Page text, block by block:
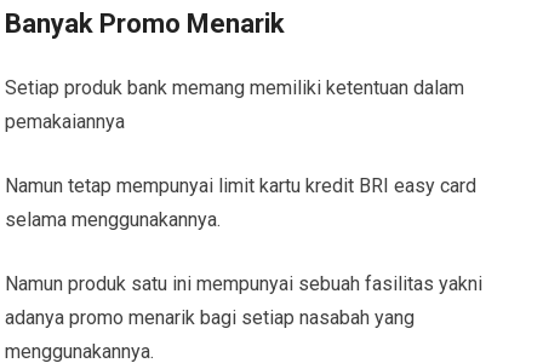
Banyak Promo Menarik
Setiap produk bank memang memiliki ketentuan dalam
pemakaiannya
Namun tetap mempunyai limit kartu kredit BRI easy card
selama menggunakannya.
Namun produk satu ini mempunyai sebuah fasilitas yakni
adanya promo menarik bagi setiap nasabah yang
menggunakannya.